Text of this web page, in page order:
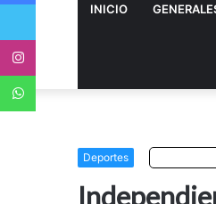
INICIO
Deportes